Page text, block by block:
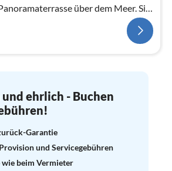
über dem Meer. Sie
Stil konzipiert.
und ehrlich - Buchen
Garantie
und Servicegebühren
wie beim Vermieter